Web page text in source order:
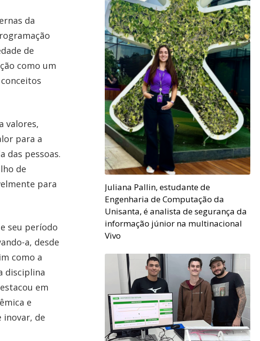
da
de
como um
valores,
para a
das pessoas.
de
para
seu período
a, desde
como a
disciplina
em
e
inovar, de
Juliana Pallin, estudante de
Engenharia de Computação da
Unisanta, é analista de segurança da
informação júnior na multinacional
Vivo